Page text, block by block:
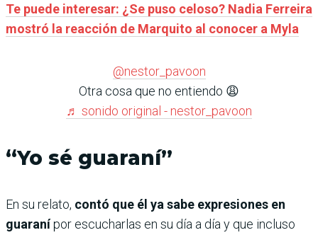
Te puede interesar: ¿Se puso celoso? Nadia Ferreira
mostró la reacción de Marquito al conocer a Myla
@nestor_pavoon
Otra cosa que no entiendo 😩
♬ sonido original - nestor_pavoon
“Yo sé guaraní”
En su relato, contó que él ya sabe expresiones en
guaranípor escucharlas en su día a día y que incluso